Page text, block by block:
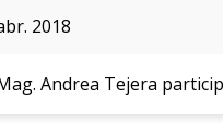
2018
Andrea Tejera